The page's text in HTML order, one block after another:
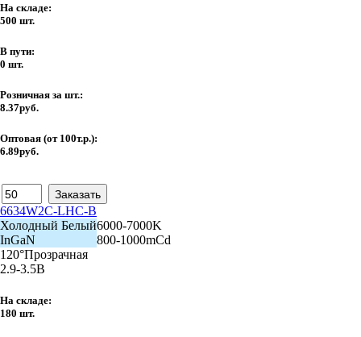
На складе:
500 шт.
В пути:
0 шт.
Розничная за шт.:
8.37руб.
Оптовая (от 100т.р.):
6.89руб.
6634W2C-LHC-B
Холодный Белый
InGaN
6000-7000K
800-1000mCd
120°Прозрачная
2.9-3.5В
На складе:
180 шт.